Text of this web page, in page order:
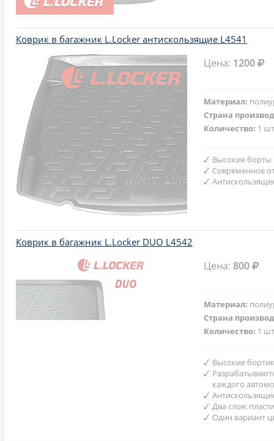
Коврик в багажник L.Locker антискользящие L4541
Цена: 1200
Материал:
Страна
Количество: 1
Высокие борты
Современное
Коврик в багажник L.Locker DUO L4542
Цена:800
Материал:
Страна
Количество: 1
Высокие
каждого
Два слоя:
Один вариант